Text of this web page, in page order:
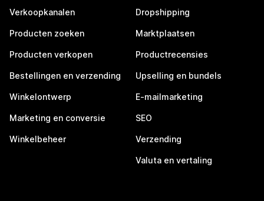
Verkoopkanalen
Producten zoeken
Producten verkopen
Bestellingen en verzending
Winkelontwerp
Marketing en conversie
Winkelbeheer
Dropshipping
Marktplaatsen
Productrecensies
Upselling en bundels
E-mailmarketing
SEO
Verzending
Valuta en vertaling